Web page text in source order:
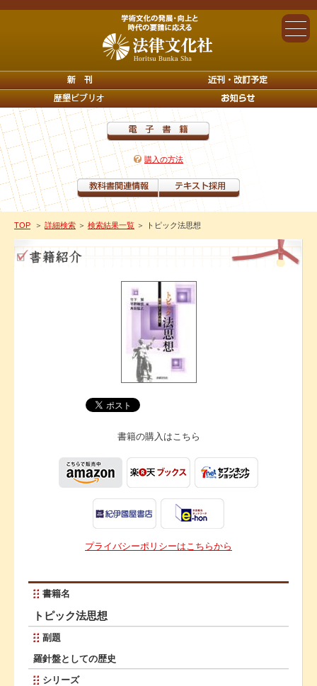
購入の方法
TOP ＞ 詳細検索 ＞ 検索結果一覧 ＞ トピック法思想
書籍の購入はこちら
プライバシーポリシーはこちらから
書籍名
トピック法思想
副題
羅針盤としての歴史
シリーズ